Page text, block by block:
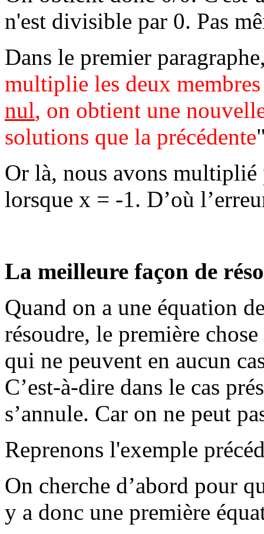
n'est divisible par 0. Pas
Dans le premier
multiplie les deux
nul, on obtient une
solutions que la précédente
Or là, nous avons
lorsque x = -1. D’où
La meilleure façon de
Quand on a une équation
résoudre, le première
qui ne peuvent en aucun
C’est-à-dire dans le cas
s’annule. Car on ne peut
Reprenons l'exemple
On cherche d’abord pour
y a donc une première